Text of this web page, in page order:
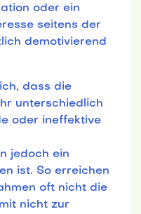
oder ein
seitens der
demotivierend
dass die
unterschiedlich
oder ineffektive
jedoch ein
ist. So erreichen
oft nicht die
nicht zur